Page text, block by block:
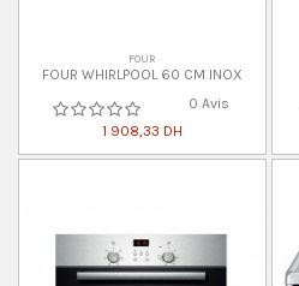
FOUR
FOUR WHIRLPOOL 60 CM INOX
0 Avis
1 908,33 DH